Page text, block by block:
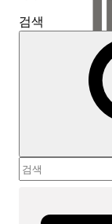
목차 표시
검색